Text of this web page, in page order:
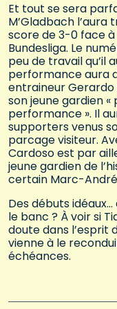
Et tout se sera
M’Gladbach
score de 3-0 face
Bundesliga. Le
peu de travail qu’il
performance aura
entraineur Gerardo
son jeune gardien
performance ». Il
supporters venus
parcage visiteur.
Cardoso est par
jeune gardien de
certain Marc-
Des débuts
le banc ? À voir si
doute dans l’esprit
vienne à le
échéances.